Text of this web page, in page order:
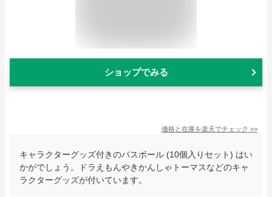
ショップでみる
価格と在庫を楽天でチェック >>
キャラクターグッズ付きのバスボール (10個入りセット) はい
かがでしょう。ドラえもんやきかんしゃトーマスなどのキャ
ラクターグッズが付いています。